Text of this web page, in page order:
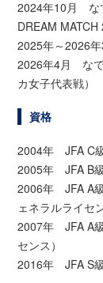
2024年10月 な
DREAM MATCH
2025年～2026
2026年4月 なで
カ女子代表戦）
資格
2004年 JFA C級
2005年 JFA B級
2006年 JFA A
ェネラルライセ
2007年 JFA A
センス）
2016年 JFA S級